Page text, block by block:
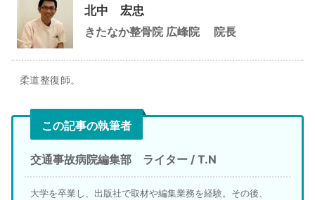
北中 宏忠
きたなか整骨院 広峰院
院長
柔道整復師。
この記事の執筆者
交通事故病院編集部 ライター / T.N
大学を卒業し、出版社で取材や編集業務を経験。その後、